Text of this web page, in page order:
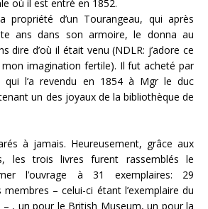
où il est entré en 1852.
propriété d’un Tourangeau, qui après
ans dans son armoire, le donna au
dire d’où il était venu (NDLR: j’adore ce
imagination fertile). Il fut acheté par
qui l’a revendu en 1854 à Mgr le duc
un des joyaux de la bibliothèque de
à jamais. Heureusement, grâce aux
les trois livres furent rassemblés le
l’ouvrage à 31 exemplaires: 29
– celui-ci étant l’exemplaire du
, un pour le British Museum, un pour la